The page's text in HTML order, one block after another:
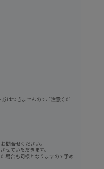
はつきませんのでご注意くだ
問合せください。
せていただきます。
場合も同様となりますので予め